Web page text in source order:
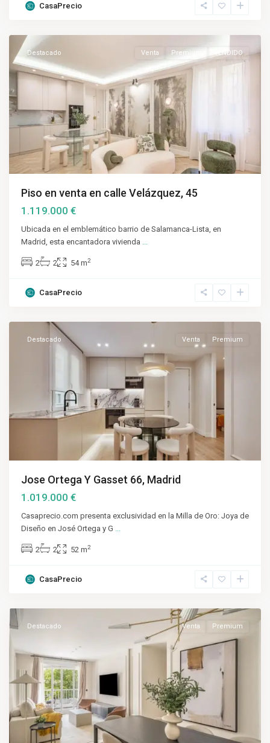
CasaPrecio
Salamanca,
Destacado Venta Premium VENDIDO
Piso en venta en calle Velázquez, 45
1.119.000 €
Ubicada en el emblemático barrio de Salamanca-Lista, en
Madrid, esta encantadora vivienda ...
2 2 54 m2
CasaPrecio
Salamanca,
Destacado Venta Premium
Jose Ortega Y Gasset 66, Madrid
1.019.000 €
Casaprecio.com presenta exclusividad en la Milla de Oro: Joya de
Diseño en José Ortega y G ...
2 2 52 m2
CasaPrecio
Salamanca,
Destacado Venta Premium